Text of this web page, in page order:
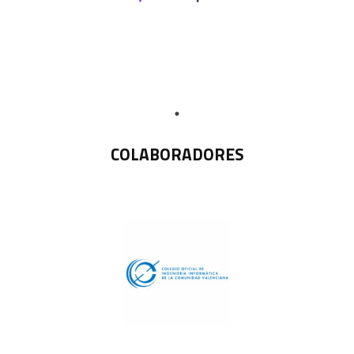
COLABORADORES